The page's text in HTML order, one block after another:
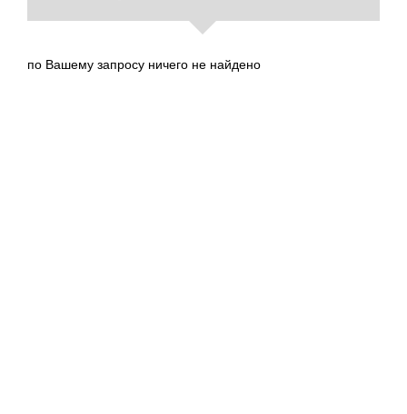
по Вашему запросу ничего не найдено